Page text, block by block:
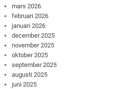
mars 2026
februari 2026
januari 2026
december 2025
november 2025
oktober 2025
september 2025
augusti 2025
juni 2025